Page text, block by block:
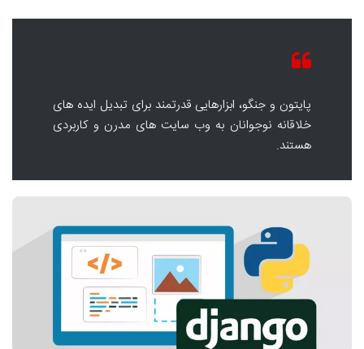
پایتون و جنگو، ابزارهایی قدرتمند برای تبدیل ایده های
خلاقانه نوجوانان به وب سایت های مدرن و کاربردی
هستند.